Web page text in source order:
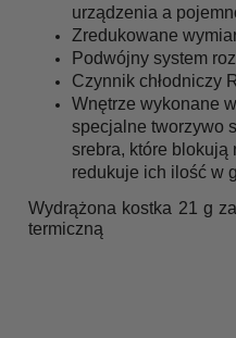
urządzenia a
Zredukowane
Podwójny system
Czynnik chłodniczy
Wnętrze wykonane
specjalne tworzywo
srebra, które blokują
redukuje ich ilość w
Wydrążona kostka 21 g
termiczną